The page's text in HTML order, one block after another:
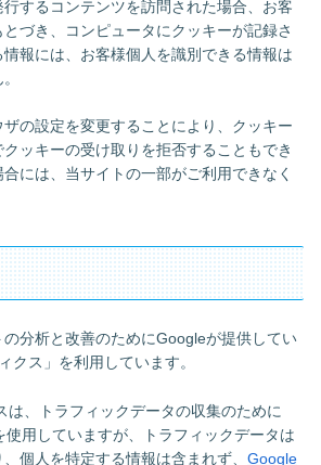
するコンテンツを訪問された場合、お客
づき、コンピュータにクッキーが記録さ
報には、お客様個人を識別できる情報は
の設定を変更することにより、クッキー
ッキーの受け取りを拒否することもでき
には、当サイトの一部がご利用できなく
分析と改善のためにGoogleが提供してい
クス」を利用しています。
は、トラフィックデータの収集のために
用していますが、トラフィックデータは
個人を特定する情報は含まれず、 Google